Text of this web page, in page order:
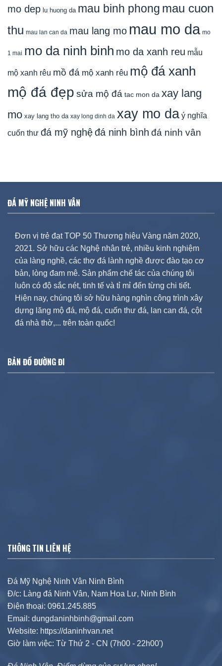
mo dep lu huong da mau binh phong mau cuon
thu mau lan can da mau lang mo mau mo da mo
1 mai mo da ninh binh mo da xanh reu mẫu
mộ xanh rêu mồ đá mộ xanh rêu mộ đá xanh
mộ đá đẹp sửa mộ đá tac mon da xay lang
mo xay lang tho da xay long dinh da xay mo da ý nghĩa
cuốn thư đá mỹ nghệđá ninh bình đá ninh vân
ĐÁ MỸ NGHỆ NINH VÂN
Đơn vị trẻ đạt TOP 50 Thương hiệu Vàng năm 2020,
2021. Sở hữu các Nghệ nhân trẻ, nhiều kinh nghiệm
của làng nghề, các thợ đá lành nghề được đào tạo cơ
bản, lòng đam mê. Sản phẩm chế tác của chúng tôi
luôn có độ sắc nét, tinh tế và tỉ mỉ đến từng chi tiết.
Hiện nay, chúng tôi sở hữu hàng nghìn công trình xây
dựng lăng mộ đá, mộ đá, cuốn thư đá, lan can đá, cột
đá nhà thờ,... trên toàn quốc!
BẢN ĐỒ ĐƯỜNG ĐI
THÔNG TIN LIÊN HỆ
Đá Mỹ Nghệ Ninh Vân Ninh Bình
Đ/c: Làng đá Ninh Vân, Nam Hoa Lư, Ninh Bình
Điện thoại: 0961.245.885
Email: dungdaninhbinh@gmail.com
Website: https://daninhvan.net
Giờ làm việc: Từ Thứ 2 - CN (7h00 - 22h00')